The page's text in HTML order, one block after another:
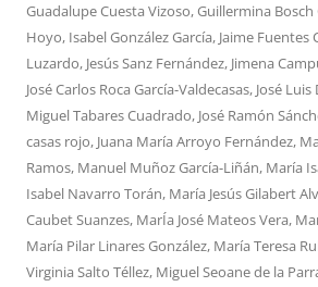
Guadalupe Cuesta Vizoso,Guillermina Bosch
Hoyo, Isabel González García, Jaime Fuentes
Luzardo, Jesús Sanz Fernández, Jimena
José Carlos Roca García-Valdecasas, José
Miguel Tabares Cuadrado, José Ramón
casas rojo, Juana María Arroyo Fernández,
Ramos, Manuel Muñoz García-Liñán, María
Isabel Navarro Torán, María Jesús Gilabert
Caubet Suanzes, MarÍa José Mateos Vera,
María Pilar Linares González, María Teresa
Virginia Salto Téllez, Miguel Seoane de la